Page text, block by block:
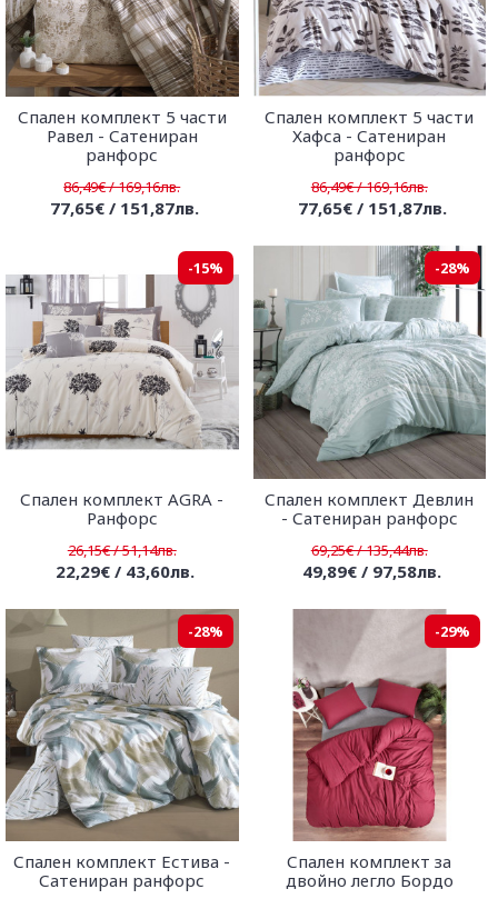
Спален комплект 5 части
Равел - Сатениран
ранфорс
86,49€ / 169,16лв.
77,65€ / 151,87лв.
Спален комплект 5 части
Хафса - Сатениран
ранфорс
86,49€ / 169,16лв.
77,65€ / 151,87лв.
-15%
Спален комплект AGRA -
Ранфорс
26,15€ / 51,14лв.
22,29€ / 43,60лв.
-28%
Спален комплект Девлин
- Сатениран ранфорс
69,25€ / 135,44лв.
49,89€ / 97,58лв.
-28%
Спален комплект Естива -
Сатениран ранфорс
-29%
Спален комплект за
двойно легло Бордо